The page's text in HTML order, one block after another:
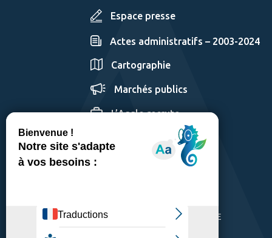
Espace presse
Actes administratifs – 2003-2024
Cartographie
Marchés publics
L’Agglo recrute
ACCESSIBILITÉ: PARTIELLEMENT CONFORME
POLITIQUE DE CONFIDENTIALITÉ